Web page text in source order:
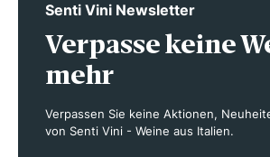
Senti Vini Newsletter
Verpasse keine
mehr
Verpassen Sie keine Aktionen,
von Senti Vini - Weine aus Italien.